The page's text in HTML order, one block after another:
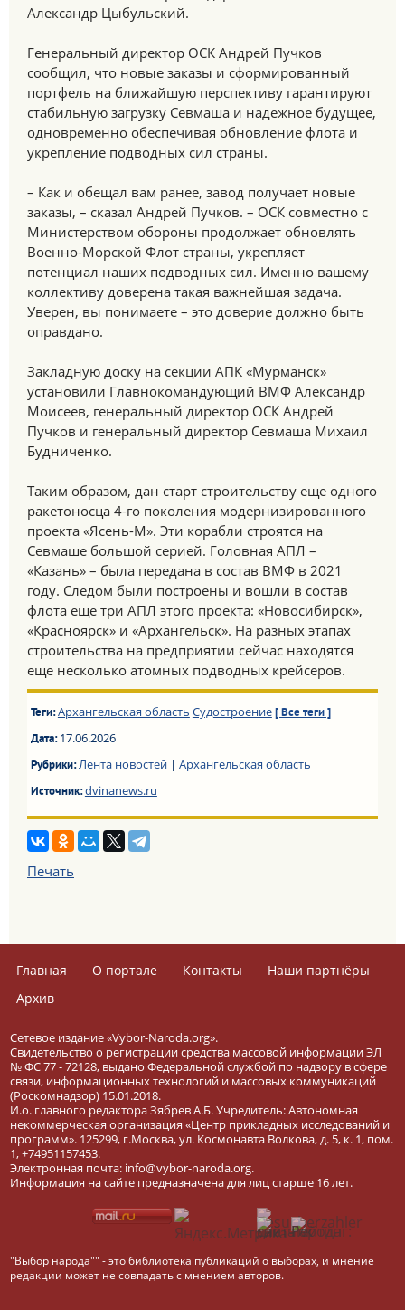
Александр Цыбульский.
Генеральный директор ОСК Андрей Пучков
сообщил, что новые заказы и сформированный
портфель на ближайшую перспективу гарантируют
стабильную загрузку Севмаша и надежное будущее,
одновременно обеспечивая обновление флота и
укрепление подводных сил страны.
– Как и обещал вам ранее, завод получает новые
заказы, – сказал Андрей Пучков. – ОСК совместно с
Министерством обороны продолжает обновлять
Военно-Морской Флот страны, укрепляет
потенциал наших подводных сил. Именно вашему
коллективу доверена такая важнейшая задача.
Уверен, вы понимаете – это доверие должно быть
оправдано.
Закладную доску на секции АПК «Мурманск»
установили Главнокомандующий ВМФ Александр
Моисеев, генеральный директор ОСК Андрей
Пучков и генеральный директор Севмаша Михаил
Будниченко.
Таким образом, дан старт строительству еще одного
ракетоносца 4-го поколения модернизированного
проекта «Ясень-М». Эти корабли строятся на
Севмаше большой серией. Головная АПЛ –
«Казань» – была передана в состав ВМФ в 2021
году. Следом были построены и вошли в состав
флота еще три АПЛ этого проекта: «Новосибирск»,
«Красноярск» и «Архангельск». На разных этапах
строительства на предприятии сейчас находятся
еще несколько атомных подводных крейсеров.
Теги:Архангельская область Судостроение [ Все теги ]
Дата:17.06.2026
Рубрики:Лента новостей| Архангельская область
Источник:dvinanews.ru
Печать
Главная О портале Контакты
Наши партнёры
Архив
Сетевое издание «Vybor-Naroda.org».
Свидетельство о регистрации средства массовой информации ЭЛ
№ ФС 77 - 72128, выдано Федеральной службой по надзору в сфере
связи, информационных технологий и массовых коммуникаций
(Роскомнадзор) 15.01.2018.
И.о. главного редактора Зябрев А.Б. Учредитель: Автономная
некоммерческая организация «Центр прикладных исследований и
программ». 125299, г.Москва, ул. Космонавта Волкова, д. 5, к. 1, пом.
1, +74951157453.
Электронная почта: info@vybor-naroda.org.
Информация на сайте предназначена для лиц старше 16 лет.
"Выбор народа"" - это библиотека публикаций о выборах, и мнение
редакции может не совпадать с мнением авторов.